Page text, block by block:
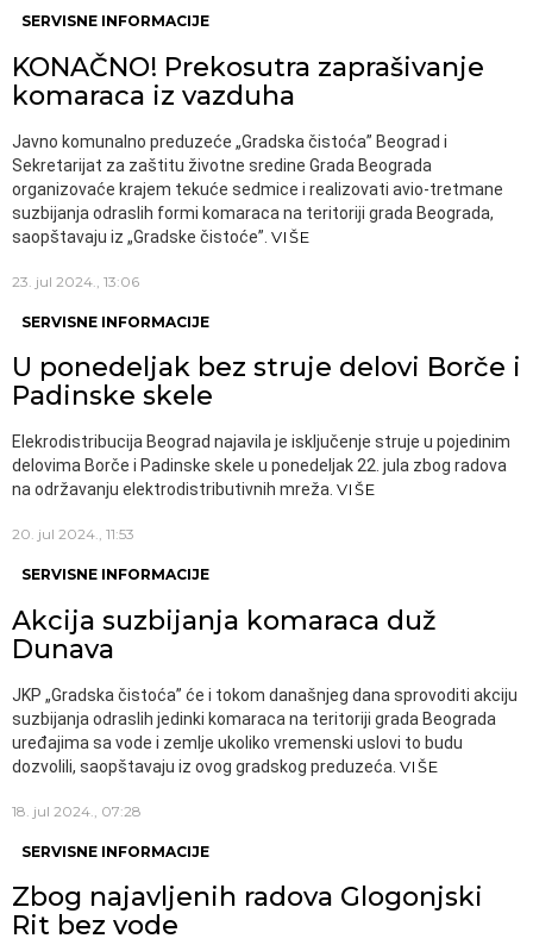
SERVISNE INFORMACIJE
KONAČNO! Prekosutra zaprašivanje
komaraca iz vazduha
Javno komunalno preduzeće „Gradska čistoća” Beograd i
Sekretarijat za zaštitu životne sredine Grada Beograda
organizovaće krajem tekuće sedmice i realizovati avio-tretmane
suzbijanja odraslih formi komaraca na teritoriji grada Beograda,
saopštavaju iz „Gradske čistoće”. VIŠE
23. jul 2024., 13:06
SERVISNE INFORMACIJE
U ponedeljak bez struje delovi Borče i
Padinske skele
Elekrodistribucija Beograd najavila je isključenje struje u pojedinim
delovima Borče i Padinske skele u ponedeljak 22. jula zbog radova
na održavanju elektrodistributivnih mreža. VIŠE
20. jul 2024., 11:53
SERVISNE INFORMACIJE
Akcija suzbijanja komaraca duž
Dunava
JKP „Gradska čistoća” će i tokom današnjeg dana sprovoditi akciju
suzbijanja odraslih jedinki komaraca na teritoriji grada Beograda
uređajima sa vode i zemlje ukoliko vremenski uslovi to budu
dozvolili, saopštavaju iz ovog gradskog preduzeća. VIŠE
18. jul 2024., 07:28
SERVISNE INFORMACIJE
Zbog najavljenih radova Glogonjski
Rit bez vode